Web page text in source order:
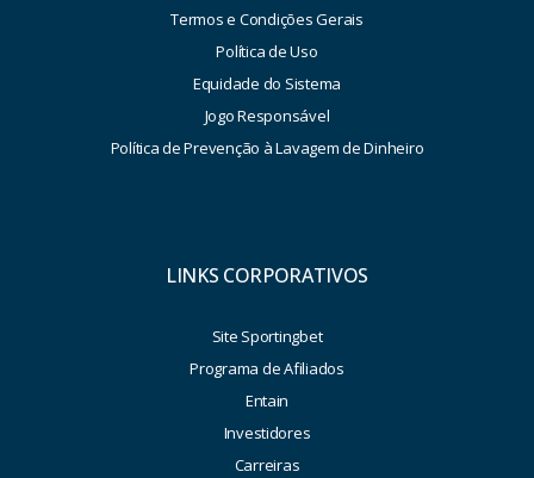
Termos e Condições Gerais
Política de Uso
Equidade do Sistema
Jogo Responsável
Política de Prevenção à Lavagem de Dinheiro
LINKS CORPORATIVOS
Site Sportingbet
Programa de Afiliados
Entain
Investidores
Carreiras